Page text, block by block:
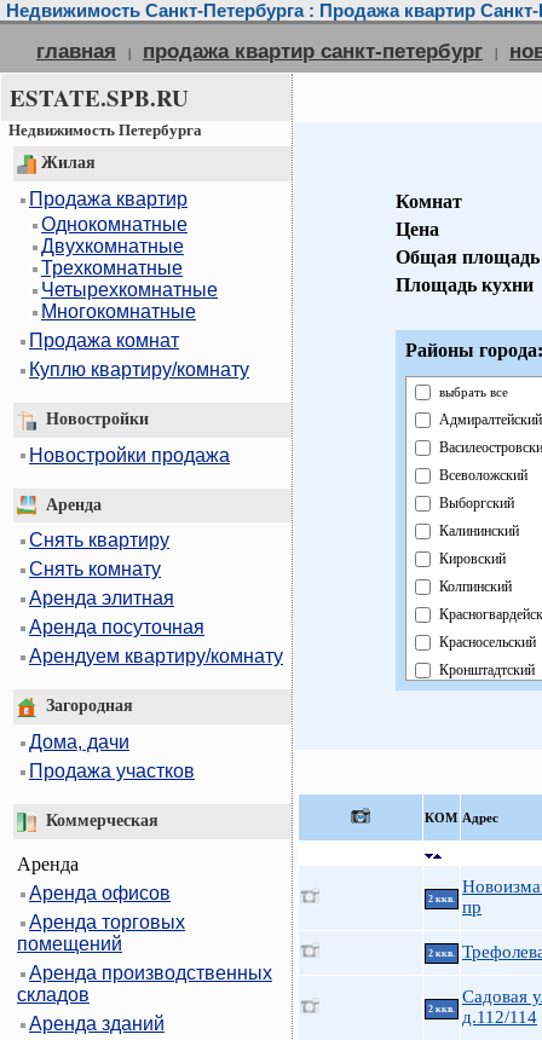
Недвижимость Санкт-Петербурга : Продажа квартир Санкт-
главная | продажа квартир санкт-петербург |
ESTATE.SPB.RU
Недвижимость Петербурга
Жилая
Продажа квартир
Однокомнатные
Двухкомнатные
Трехкомнатные
Четырехкомнатные
Многокомнатные
Продажа комнат
Куплю квартиру/комнату
Новостройки
Новостройки продажа
Аренда
Снять квартиру
Снять комнату
Аренда элитная
Аренда посуточная
Арендуем квартиру/комнату
Загородная
Дома, дачи
Продажа участков
Коммерческая
Аренда
Аренда офисов
Аренда торговых
помещений
Аренда производственных
складов
Аренда зданий
Комнат
Цена
Общая площадь
Площадь кухни
Районы города:
выбрать все
Адмиралтейский
Всеволожский
Выборгский
Калининский
Кировский
Колпинский
Красносельский
Кронштадтский
Павловский
Петроградский
Приморский
Пушкинский
Фрунзенский
КOМ Адрес
2 ккв.
пр
2 ккв.
2 ккв.
Садовая
д.112/114